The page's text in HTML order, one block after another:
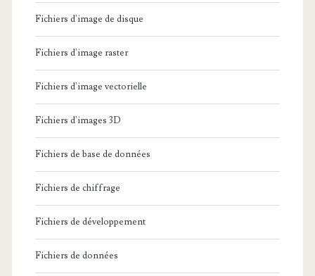
Fichiers d'image de disque
Fichiers d'image raster
Fichiers d'image vectorielle
Fichiers d'images 3D
Fichiers de base de données
Fichiers de chiffrage
Fichiers de développement
Fichiers de données